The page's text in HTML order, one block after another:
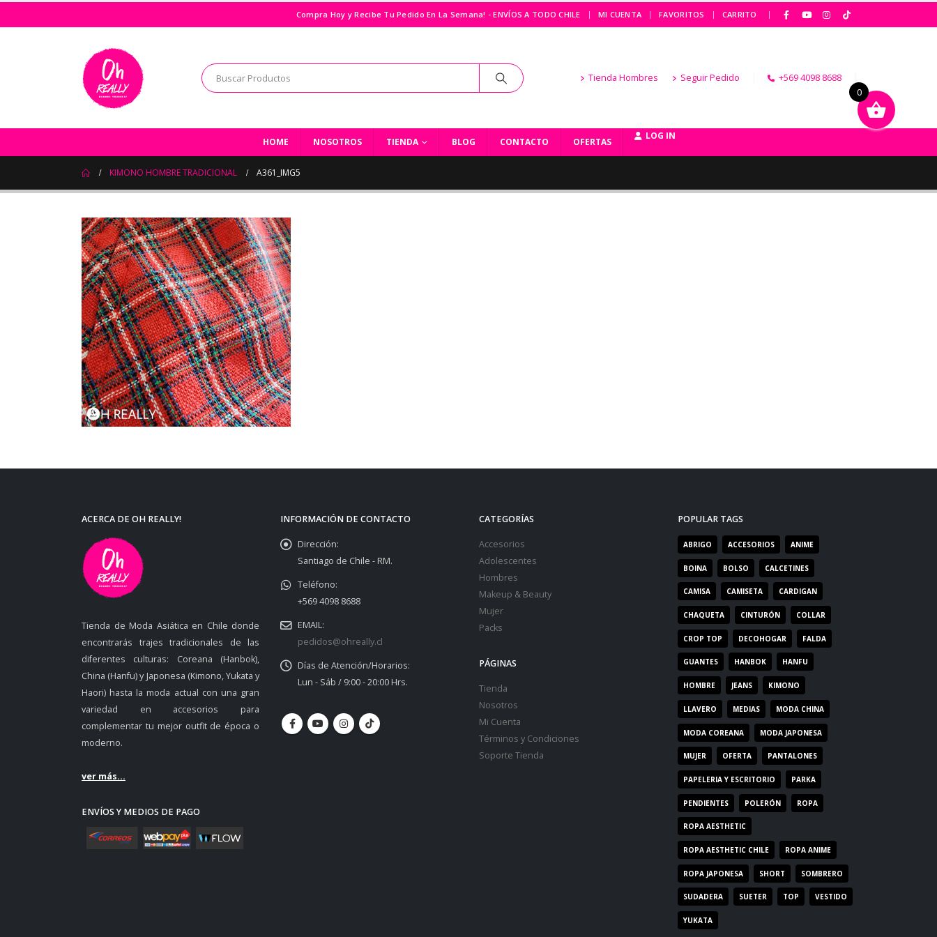
Compra Hoy y Recibe Tu Pedido En La Semana! - ENVÍOS A TODO CHILE | MI CUENTA FAVORITOS CARRITO |
Tienda Hombres Seguir Pedido +569 4098 8688
HOME NOSOTROS TIENDA BLOG CONTACTO OFERTAS
LOG IN
KIMONO HOMBRE TRADICIONAL A361_IMG5
ACERCA DE OH REALLY!
Tienda de Moda Asiática en Chile donde
encontrarás trajes tradicionales de las
diferentes culturas: Coreana (Hanbok),
China (Hanfu) y Japonesa (Kimono, Yukata y
Haori) hasta la moda actual con una gran
variedad en accesorios para
complementar tu mejor outfit de época o
moderno.
ver más...
ENVÍOS Y MEDIOS DE PAGO
INFORMACIÓN DE CONTACTO
Dirección:
Santiago de Chile - RM.
Teléfono:
+569 4098 8688
EMAIL:
pedidos@ohreally.cl
Días de Atención/Horarios:
Lun - Sáb / 9:00 - 20:00 Hrs.
CATEGORÍAS
Accesorios
Adolescentes
Hombres
Makeup & Beauty
Mujer
Packs
PÁGINAS
Tienda
Nosotros
Mi Cuenta
Términos y Condiciones
Soporte Tienda
POPULAR TAGS
ABRIGO ACCESORIOS ANIME
BOINA BOLSO CALCETINES
CAMISA CAMISETA CARDIGAN
CHAQUETA CINTURÓN COLLAR
CROP TOP DECOHOGAR FALDA
GUANTES HANBOK HANFU
HOMBRE JEANS KIMONO
LLAVERO MEDIAS MODA CHINA
MODA COREANA MODA JAPONESA
MUJER OFERTA PANTALONES
PAPELERIA Y ESCRITORIO PARKA
PENDIENTES POLERÓN ROPA
ROPA AESTHETIC
ROPA AESTHETIC CHILE ROPA ANIME
ROPA JAPONESA SHORT SOMBRERO
SUDADERA SUETER TOP VESTIDO
YUKATA
0